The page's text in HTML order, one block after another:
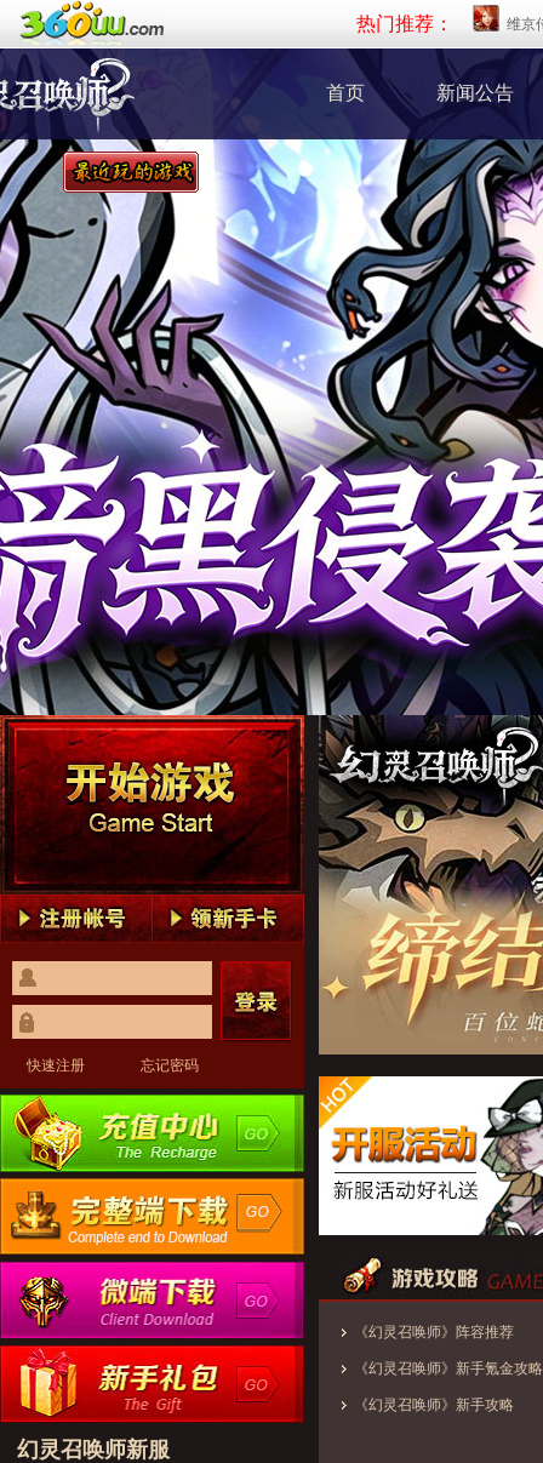
热门推荐： 维京
首页 新闻公告
快速注册 忘记密码
幻灵召唤师新服
幻灵召唤师1
幻灵召唤师1
幻灵召唤师2
幻灵召唤师2
幻灵召唤师3
幻灵召唤师3
幻灵召唤师4
幻灵召唤师4
幻灵召唤师5
幻灵召唤师5
《幻灵召唤师》阵容推荐
《幻灵召唤师》新手氪金攻略
《幻灵召唤师》新手攻略